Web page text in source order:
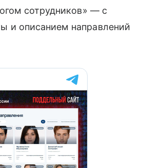
сотрудников» — с
и описанием направлений